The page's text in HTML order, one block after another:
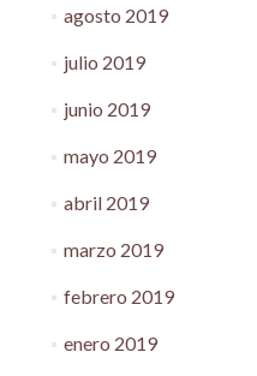
agosto 2019
julio 2019
junio 2019
mayo 2019
abril 2019
marzo 2019
febrero 2019
enero 2019